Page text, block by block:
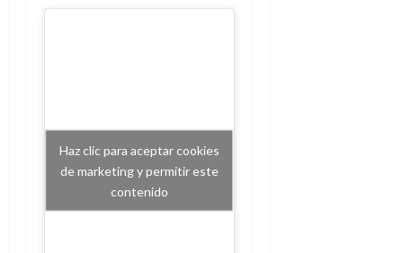
Haz clic para aceptar cookies
de marketing y permitir este
contenido